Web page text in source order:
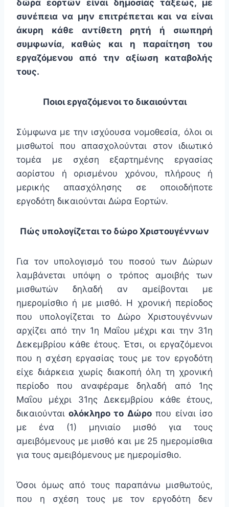
δώρα εορτών είναι δημοσίας τάξεως, με
συνέπεια να μην επιτρέπεται και να είναι
άκυρη κάθε αντίθετη ρητή ή σιωπηρή
συμφωνία, καθώς και η παραίτηση του
εργαζόμενου από την αξίωση καταβολής
τους.
Ποιοι εργαζόμενοι το δικαιούνται
Σύμφωνα με την ισχύουσα νομοθεσία, όλοι οι
μισθωτοί που απασχολούνται στον ιδιωτικό
τομέα με σχέση εξαρτημένης εργασίας
αορίστου ή ορισμένου χρόνου, πλήρους ή
μερικής απασχόλησης σε οποιοδήποτε
εργοδότη δικαιούνται Δώρα Εορτών.
Πώς υπολογίζεται το δώρο Χριστουγέννων
Για τον υπολογισμό του ποσού των Δώρων
λαμβάνεται υπόψη ο τρόπος αμοιβής των
μισθωτών δηλαδή αν αμείβονται με
ημερομίσθιο ή με μισθό. Η χρονική περίοδος
που υπολογίζεται το Δώρο Χριστουγέννων
αρχίζει από την 1η Μαΐου μέχρι και την 31η
Δεκεμβρίου κάθε έτους. Έτσι, οι εργαζόμενοι
που η σχέση εργασίας τους με τον εργοδότη
είχε διάρκεια χωρίς διακοπή όλη τη χρονική
περίοδο που αναφέραμε δηλαδή από 1ης
Μαΐου μέχρι 31ης Δεκεμβρίου κάθε έτους,
δικαιούνται ολόκληρο το Δώροπου είναι ίσο
με ένα (1) μηνιαίο μισθό για τους
αμειβόμενους με μισθό και με 25 ημερομίσθια
για τους αμειβόμενους με ημερομίσθιο.
Όσοι όμως από τους παραπάνω μισθωτούς,
που η σχέση τους με τον εργοδότη δεν